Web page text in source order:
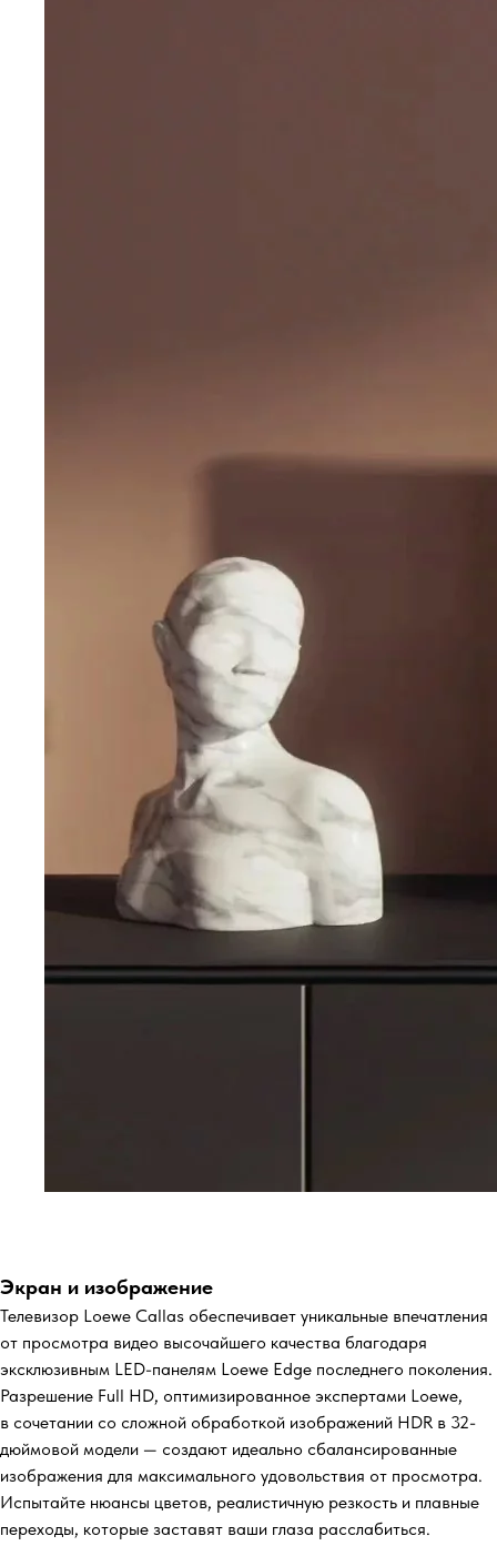
Экран и изображение
Телевизор Loewe Callas обеспечивает уникальные впечатления
от просмотра видео высочайшего качества благодаря
эксклюзивным LED-панелям Loewe Edge последнего поколения.
Разрешение Full HD, оптимизированное экспертами Loewe,
в сочетании со сложной обработкой изображений HDR в 32-
дюймовой модели — создают идеально сбалансированные
изображения для максимального удовольствия от просмотра.
Испытайте нюансы цветов, реалистичную резкость и плавные
переходы, которые заставят ваши глаза расслабиться.